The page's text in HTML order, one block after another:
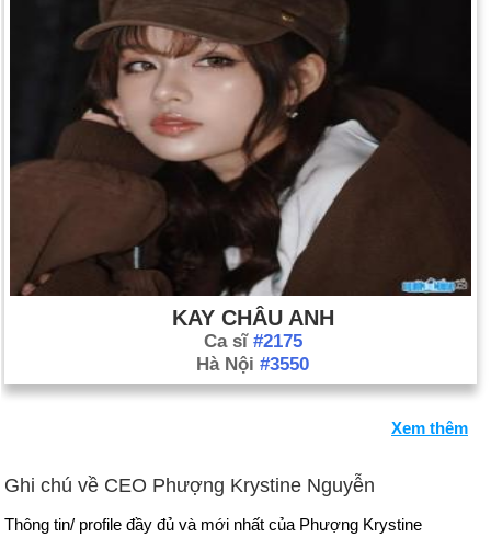
KAY CHÂU ANH
Ca sĩ #2175
Hà Nội #3550
Xem thêm
Ghi chú về CEO Phượng Krystine Nguyễn
Thông tin/ profile đầy đủ và mới nhất của Phượng Krystine